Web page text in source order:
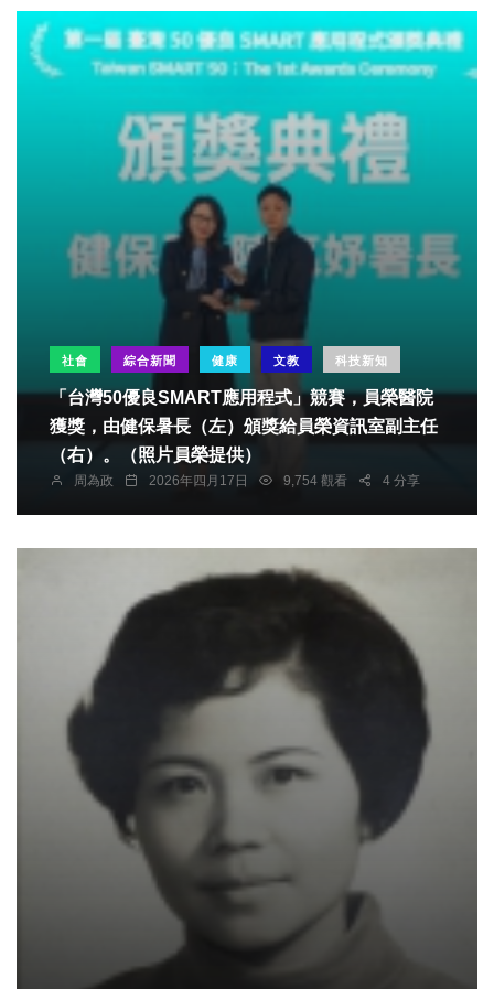
社會 綜合新聞 健康 文教 科技新知
「台灣50優良SMART應用程式」競賽，員榮醫院
獲獎，由健保暑長（左）頒獎給員榮資訊室副主任
（右）。（照片員榮提供）
周為政 2026年四月17日 9,754 觀看 4 分享